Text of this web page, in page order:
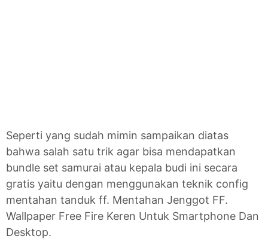
Seperti yang sudah mimin sampaikan diatas
bahwa salah satu trik agar bisa mendapatkan
bundle set samurai atau kepala budi ini secara
gratis yaitu dengan menggunakan teknik config
mentahan tanduk ff. Mentahan Jenggot FF.
Wallpaper Free Fire Keren Untuk Smartphone Dan
Desktop.